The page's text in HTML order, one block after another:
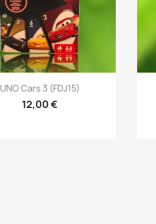
Vorschau
UNO Cars 3 (FDJ15)
12,00 €